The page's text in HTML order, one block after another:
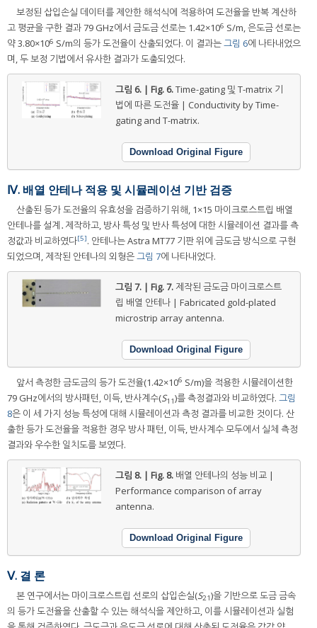
보정된 삽입손실 데이터를 제안한 해석식에 적용하여 도전율을 반복 계산하
고 평균을 구한 결과 79 GHz에서 금도금 선로는 1.42×106 S/m, 은도금 선로는
약 3.80×106 S/m의 등가 도전율이 산출되었다. 이 결과는그림 6에 나타내었으
며, 두 보정 기법에서 유사한 결과가 도출되었다.
그림 6. | Fig. 6.Time-gating 및 T-matrix 기
법에 따른 도전율 | Conductivity by Time-
gating and T-matrix.
Download Original Figure
Ⅳ. 배열 안테나 적용 및 시뮬레이션 기반 검증
산출된 등가 도전율의 유효성을 검증하기 위해, 1×15 마이크로스트립 배열
안테나를 설계․제작하고, 방사 특성 및 반사 특성에 대한 시뮬레이션 결과를 측
정값과 비교하였다[5]. 안테나는 Astra MT77 기판 위에 금도금 방식으로 구현
되었으며, 제작된 안테나의 외형은그림 7에 나타내었다.
그림 7. | Fig. 7. 제작된 금도금 마이크로스트
립 배열 안테나 | Fabricated gold-plated
microstrip array antenna.
Download Original Figure
앞서 측정한 금도금의 등가 도전율(1.42×106 S/m)을 적용한 시뮬레이션한
79 GHz에서의 방사패턴, 이득, 반사계수(S11)를 측정결과와 비교하였다. 그림
8은 이 세 가지 성능 특성에 대해 시뮬레이션과 측정 결과를 비교한 것이다. 산
출한 등가 도전율을 적용한 경우 방사 패턴, 이득, 반사계수 모두에서 실체 측정
결과와 우수한 일치도를 보였다.
그림 8. | Fig. 8. 배열 안테나의 성능 비교 |
Performance comparison of array
antenna.
Download Original Figure
Ⅴ. 결 론
본 연구에서는 마이크로스트립 선로의 삽입손실(S21)을 기반으로 도금 금속
의 등가 도전율을 산출할 수 있는 해석식을 제안하고, 이를 시뮬레이션과 실험